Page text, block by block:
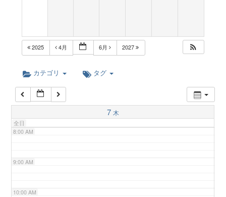
o
2025 4月 6月 2027
カテゴリ タグ
7 木
全日
5:00 AM
6:00 AM
7:00 AM
8:00 AM
9:00 AM
10:00 AM